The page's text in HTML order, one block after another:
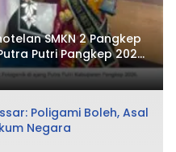
SMKN 2 Pangkep
Putri Pangkep 2026,
dan
Poligami Boleh, Asal
Negara